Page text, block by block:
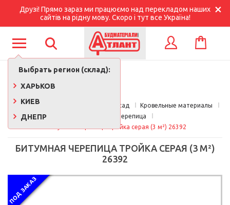
Друзі! Прямо зараз ми працюємо над перекладом наших
сайтів на рідну мову. Скоро і тут все Україна!
Выбрать регион (склад):
ХАРЬКОВ
КИЕВ
ДНЕПР
КОРЗИНА
Главная Кровля, утепление, фасад
Кровельные материалы
Битумная черепица
Битумная черепица Тройка серая (3 м²) 26392
БИТУМНАЯ ЧЕРЕПИЦА ТРОЙКА СЕРАЯ (3 М²)
26392
ПОД ЗАКАЗ